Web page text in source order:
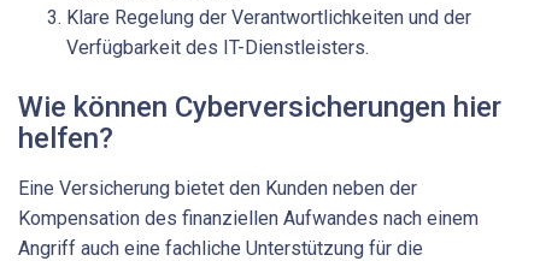
Klare Regelung der Verantwortlichkeiten und der
Verfügbarkeit des IT-Dienstleisters.
Wie können Cyberversicherungen hier
helfen?
Eine Versicherung bietet den Kunden neben der
Kompensation des finanziellen Aufwandes nach einem
Angriff auch eine fachliche Unterstützung für die